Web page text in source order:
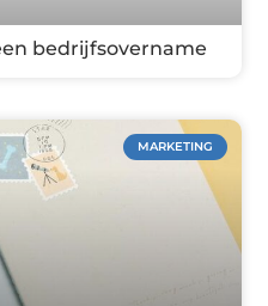
bedrijfsovername
MARKETING